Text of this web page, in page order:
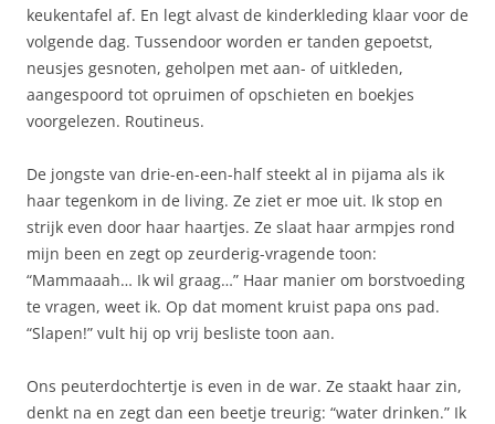
keukentafel af. En legt alvast de kinderkleding klaar voor de
volgende dag. Tussendoor worden er tanden gepoetst,
neusjes gesnoten, geholpen met aan- of uitkleden,
aangespoord tot opruimen of opschieten en boekjes
voorgelezen. Routineus.
De jongste van drie-en-een-half steekt al in pijama als ik
haar tegenkom in de living. Ze ziet er moe uit. Ik stop en
strijk even door haar haartjes. Ze slaat haar armpjes rond
mijn been en zegt op zeurderig-vragende toon:
“Mammaaah… Ik wil graag…” Haar manier om borstvoeding
te vragen, weet ik. Op dat moment kruist papa ons pad.
“Slapen!” vult hij op vrij besliste toon aan.
Ons peuterdochtertje is even in de war. Ze staakt haar zin,
denkt na en zegt dan een beetje treurig: “water drinken.” Ik